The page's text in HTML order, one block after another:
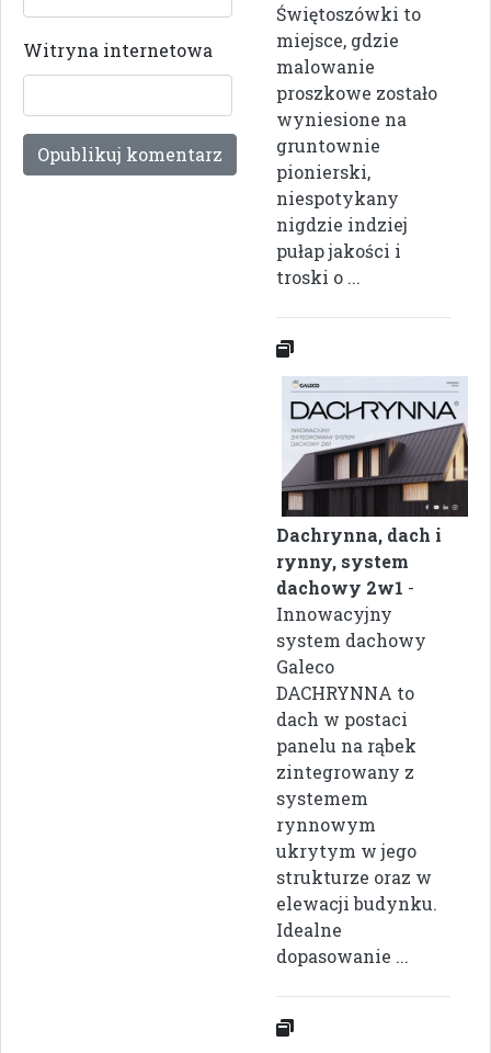
Witryna internetowa
Świętoszówki to
miejsce, gdzie
malowanie
proszkowe zostało
wyniesione na
gruntownie
pionierski,
niespotykany
nigdzie indziej
pułap jakości i
troski o ...
Dachrynna, dach i
rynny, system
dachowy 2w1 -
Innowacyjny
system dachowy
Galeco
DACHRYNNA to
dach w postaci
panelu na rąbek
zintegrowany z
systemem
rynnowym
ukrytym w jego
strukturze oraz w
elewacji budynku.
Idealne
dopasowanie ...